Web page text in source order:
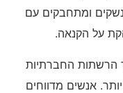
ומתחבקים עם
על הקנאה.
הרשתות החברתיות
אנשים מדווחים